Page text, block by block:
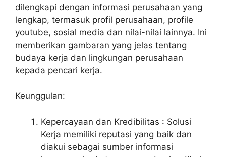
dilengkapi dengan informasi perusahaan yang
lengkap, termasuk profil perusahaan, profile
youtube, sosial media dan nilai-nilai lainnya. Ini
memberikan gambaran yang jelas tentang
budaya kerja dan lingkungan perusahaan
kepada pencari kerja.
Keunggulan:
Kepercayaan dan Kredibilitas : Solusi
Kerja memiliki reputasi yang baik dan
diakui sebagai sumber informasi